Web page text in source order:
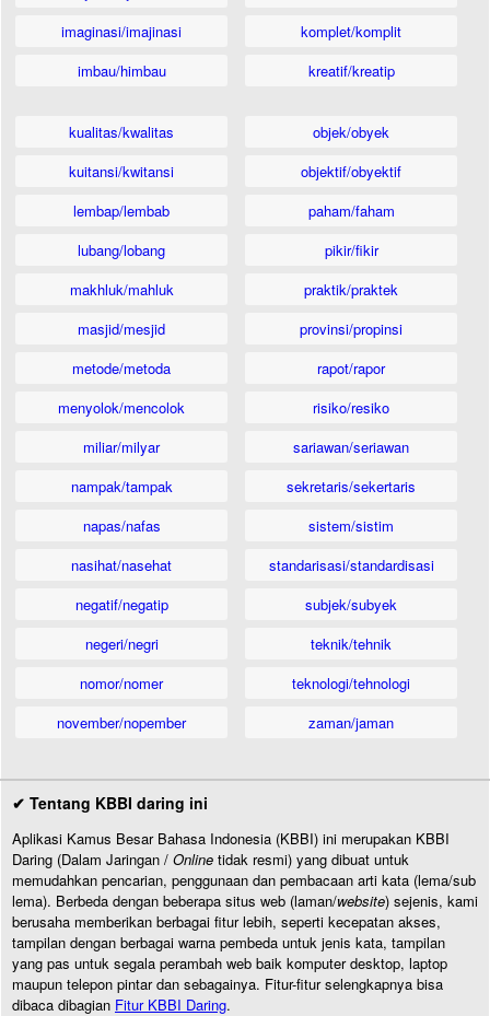
imaginasi/imajinasi
imbau/himbau
komplet/komplit
kreatif/kreatip
kualitas/kwalitas
kuitansi/kwitansi
lembap/lembab
lubang/lobang
makhluk/mahluk
masjid/mesjid
metode/metoda
menyolok/mencolok
miliar/milyar
nampak/tampak
napas/nafas
nasihat/nasehat
negatif/negatip
negeri/negri
nomor/nomer
november/nopember
objek/obyek
objektif/obyektif
paham/faham
pikir/fikir
praktik/praktek
provinsi/propinsi
rapot/rapor
risiko/resiko
sariawan/seriawan
sekretaris/sekertaris
sistem/sistim
standarisasi/standardisasi
subjek/subyek
teknik/tehnik
teknologi/tehnologi
zaman/jaman
✔ Tentang KBBI daring ini
Aplikasi Kamus Besar Bahasa Indonesia (KBBI) ini merupakan KBBI
Daring (Dalam Jaringan / Online tidak resmi) yang dibuat untuk
memudahkan pencarian, penggunaan dan pembacaan arti kata (lema/sub
lema). Berbeda dengan beberapa situs web (laman/website) sejenis, kami
berusaha memberikan berbagai fitur lebih, seperti kecepatan akses,
tampilan dengan berbagai warna pembeda untuk jenis kata, tampilan
yang pas untuk segala perambah web baik komputer desktop, laptop
maupun telepon pintar dan sebagainya. Fitur-fitur selengkapnya bisa
dibaca dibagian Fitur KBBI Daring.